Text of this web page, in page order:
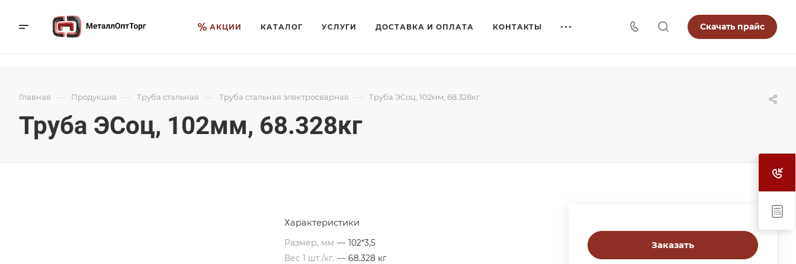
АКЦИИ КАТАЛОГ УСЛУГИ ДОСТАВКА И ОПЛАТА КОНТАКТЫ Скачать прайс
Главная — Продукция — Труба стальная — Труба стальная электросварная — Труба ЭСоц, 102мм, 68.328кг
Труба ЭСоц, 102мм, 68.328кг
Заказать
Характеристики
Размер, мм — 102*3,5
Вес 1 шт./кг. — 68.328 кг